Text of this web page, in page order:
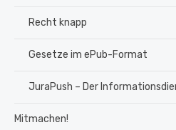
Recht knapp
Gesetze im ePub-Format
JuraPush – Der
Mitmachen!